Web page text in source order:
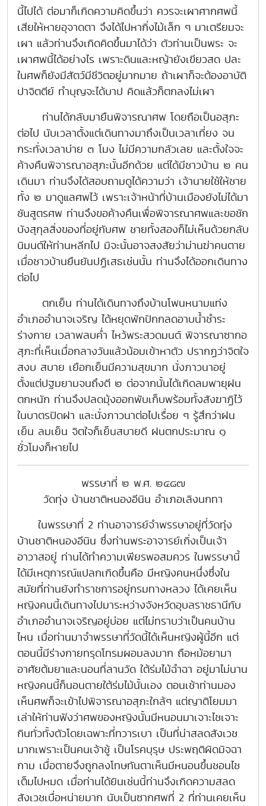
นี้ไปได้ ต่อมาก็เกิดความคิดขึ้นว่า ควรจะเผาศากศพนี้
เสียให้หายอุจาดตา จึงได้ไปหากิ่งไม้เล็ก ๆ มาเตรียมจะ
เผา แล้วท่านจึงเกิดคิดขึ้นมาได้ว่า ตัวท่านเป็นพระ จะ
เผาศพนี้ได้อย่างไร เพราะดินและหญ้ายังเขียวสด ปละ
ในศพก็ยังมีสัตว์มีชีวิตอยู่มากมาย ถ้าเผาก็จะต้องอาบัติ
ปาจิตตีย์ ทำบุญจะได้บาป คิดแล้วก็ตกลงไม่เผา
ท่านได้กลับมายืนพิจารณาศพ โดยถือเป็นอสุภะ
ต่อไป นับเวลาตั้งแต่เดินทางมาถึงเป็นเวลาเที่ยง จน
กระทั่งเวลาบ่าย ๓ โมง ไม่มีความกลัวเลย และตั้งใจจะ
ค้างคืนพิจารณาอสุภะนั้นอีกด้วย แต่ได้มีชาวบ้าน ๒ คน
เดินมา ท่านจึงได้สอบถามดูได้ความว่า เจ้านายใช้ให้ชาย
ทั้ง ๒ มาดูแลศพไว้ เพราะเจ้าหน้าที่บ้านเมืองยังไม่ได้มา
ชันสูตรศพ ท่านจึงขอค้างคืนเพื่อพิจารณาศพและขอชัก
บังสุกุลสิ่งของที่อยู่กับศพ ชายทั้งสองก็ไม่เห็นด้วยกลับ
นิมนต์ให้ท่านหลีกไป มิจะนั้นอาจสงสัยว่าม่านฆ่าคนตาย
เมื่อชาวบ้านยืนยันปฏิเสธเช่นนั้น ท่านจึงได้ออกเดินทาง
ต่อไป
ตกเย็น ท่านได้เดินทางถึงบ้านโพนหนามแท่ง
อำเภออำนาจเจริญ ได้หยุดพักปักกลดอาบน้ำชำระ
ร่างกาย เวลาพลบค่ำ ไหว้พระสวดมนต์ พิจารณาซากอ
สุภะที่เห็นเมื่อกลางวันแล้วน้อมเข้าหาตัว ปรากฏว่าจิตใจ
สงบ สบาย เยือกเย็นมีความสุขมาก นั่งภาวนาอยู่
ตั้งแต่ปฐมยามจนถึงตี ๒ ต่อจากนั้นได้เกิดลมพายุฝน
ตกหนัก ท่านจึงปลดมุ้งออกพับเก็บพร้อมทั้งสังฆาฏิไว้
ในบาตรปิดฝา และนั่งภาวนาต่อไปเรื่อย ๆ รู้สึกว่าฝน
เย็น ลมเย็น จิตใจก็เย็นสบายดี ฝนตกประมาณ ๑
ชั่วโมงก็หายไป
พรรษาที่ ๒ พ.ศ. ๒๔๘๗
วัดทุ่ง บ้านชาติหนองอีนิน อำเภอเลิงนกทา
ในพรรษาที่ 2 ท่านอาจารย์จำพรรษาอยู่ที่วัดทุ่ง
บ้านชาติหนองอีนิน ซึ่งท่านพระอาจารย์เกิ่งเป็นเจ้า
อาวาสอยู่ ท่านได้ทำความเพียรพอสมควร ในพรรษานี้
ได้มีเหตุการณ์แปลกเกิดขึ้นคือ มีหญิงคนหนึ่งซึ่งใน
สมัยที่ท่านยังทำราชการอยู่กรมทางหลวง ได้เคยเห็น
หญิงคนนี้เดินทางไปมาระหว่างจังหวัดอุบลราชธานีกับ
อำเภออำนาจเจริญอยู่บ่อย แต่ไม่ทราบว่าเป็นคนบ้าน
ไหน เมื่อท่านมาจำพรรษาที่วัดนี้ได้เห็นหญิงผู้นี้อีก แต่
ตอนนี้มีร่างกายทรุดโทรมผอมลงมาก ถือหม้อยามา
อาศัยต้มยาและนอนที่ลานวัด ใต้ร่มไม้ฉำฉา อยู่มาไม่นาน
หญิงคนนี้ก็นอนตายใต้ร่มไม้นั้นเอง ตอนเช้าท่านมอง
เห็นศพก็จะเข้าไปพิจารณาอสุภะใกล้ๆ แต่ญาติโยมมา
เล่าให้ท่านฟังว่าศพของหญิงนั้นมีหนอนมาเจาะไชเจาะ
กินทั่วทั้งตัวโดยเฉพาะที่ทวารเบา เป็นที่น่าสลดสังเวช
มากเพราะเป็นคนเจ้าชู้ เป็นโรคบุรุษ ประพฤติผิดมิจฉา
กาม เมื่อตายจึงถูกลงโทษทันตาเห็นมีหนอนขึ้นชอนไช
เต็มไปหมด เมื่อท่านได้ยินเช่นนี้ท่านจึงเกิดความสลด
สังเวชเบื่อหน่ายมาก นับเป็นซากศพที่ 2 ที่ท่านเคยเห็น